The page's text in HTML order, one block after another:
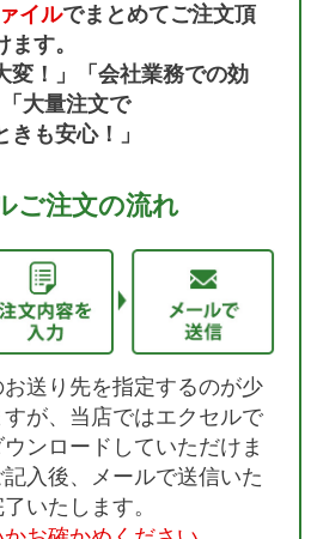
イルでまとめてご注文頂
ます。
変！」「会社業務での効
大量注文で
きも安心！」
ご注文の流れ
送り先を指定するのが少
が、当店ではエクセルで
ンロードしていただけま
入後、メールで送信いた
いたします。